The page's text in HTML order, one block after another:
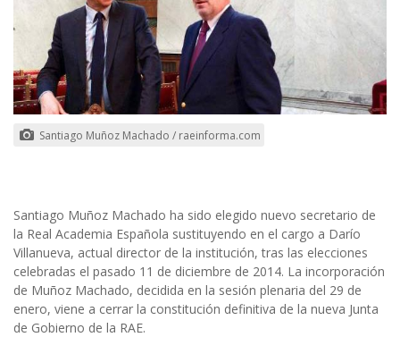
Santiago Muñoz Machado / raeinforma.com
Santiago Muñoz Machado ha sido elegido nuevo secretario de
la Real Academia Española sustituyendo en el cargo a Darío
Villanueva, actual director de la institución, tras las elecciones
celebradas el pasado 11 de diciembre de 2014. La incorporación
de Muñoz Machado, decidida en la sesión plenaria del 29 de
enero, viene a cerrar la constitución definitiva de la nueva Junta
de Gobierno de la RAE.